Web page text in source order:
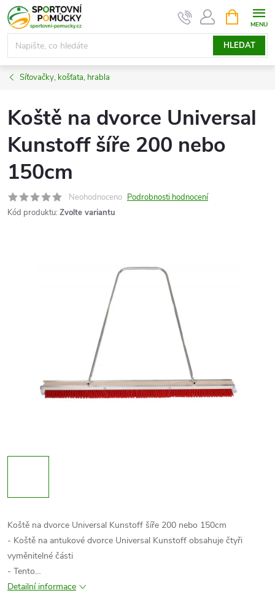
Přejít
na
obsah
HLEDAT
NÁKUPNÍ
KOŠÍK
Síťovačky, košťata, hrabla
Koště na dvorce Universal
Kunstoff šíře 200 nebo
150cm
Neohodnoceno Podrobnosti hodnocení
Kód produktu: Zvolte variantu
Koště na dvorce Universal Kunstoff šíře 200 nebo 150cm
- Koště na antukové dvorce Universal Kunstoff obsahuje čtyři
vyměnitelné části
- Tento…
Detailní informace